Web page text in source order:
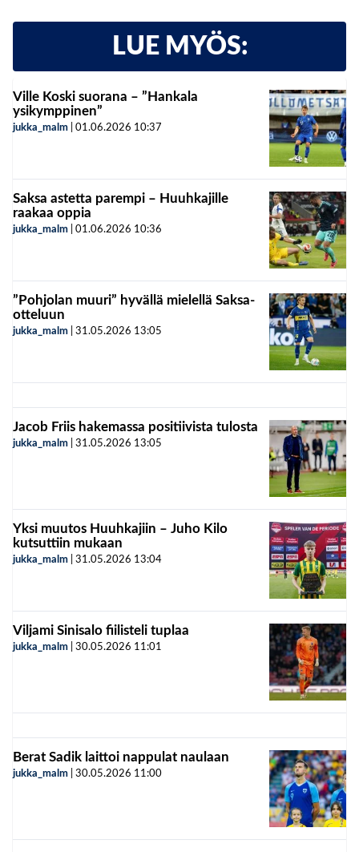
LUE MYÖS:
Ville Koski suorana – ”Hankala
ysikymppinen”
jukka_malm 01.06.2026 10:37
Saksa astetta parempi – Huuhkajille
raakaa oppia
jukka_malm 01.06.2026 10:36
”Pohjolan muuri” hyvällä mielellä Saksa-
otteluun
jukka_malm 31.05.2026 13:05
Jacob Friis hakemassa positiivista tulosta
jukka_malm 31.05.2026 13:05
Yksi muutos Huuhkajiin – Juho Kilo
kutsuttiin mukaan
jukka_malm 31.05.2026 13:04
Viljami Sinisalo fiilisteli tuplaa
jukka_malm 30.05.2026 11:01
Berat Sadik laittoi nappulat naulaan
jukka_malm 30.05.2026 11:00